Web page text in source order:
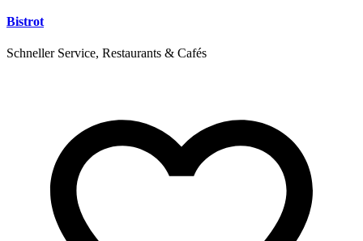
Bistrot
Schneller Service, Restaurants & Cafés